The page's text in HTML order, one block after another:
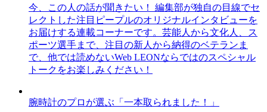
今、この人の話が聞きたい！ 編集部が独自の目線でセ
レクトした注目ピープルのオリジナルインタビューを
お届けする連載コーナーです。芸能人から文化人、ス
ポーツ選手まで、注目の新人から納得のベテランま
で、他では読めないWeb LEONならではのスペシャル
トークをお楽しみください！
腕時計のプロが選ぶ「一本取られました！」